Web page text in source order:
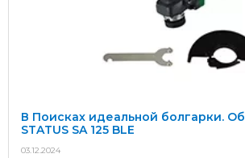
В Поисках идеальной болгарки.
STATUS SA 125 BLE
03.12.2024